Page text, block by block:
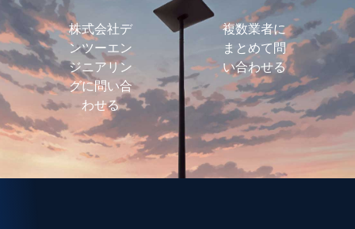
株式会社デ
ンツーエン
ジニアリン
グに問い合
わせる
複数業者に
まとめて問
い合わせる